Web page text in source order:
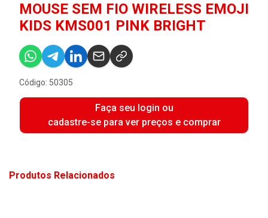
MOUSE SEM FIO WIRELESS EMOJI
KIDS KMS001 PINK BRIGHT
Código: 50305
Faça seu login ou
cadastre-se para ver preços e comprar
Produtos Relacionados